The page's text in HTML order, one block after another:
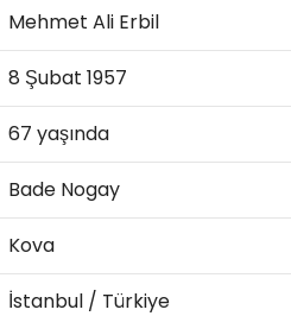
Mehmet Ali Erbil
8 Şubat 1957
67 yaşında
Bade Nogay
Kova
İstanbul / Türkiye